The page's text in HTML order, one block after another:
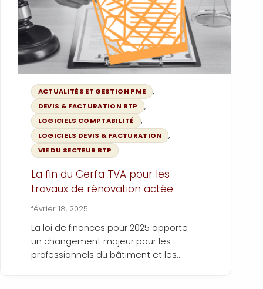
ACTUALITÉS ET GESTION PME ,
DEVIS & FACTURATION BTP ,
LOGICIELS COMPTABILITÉ ,
LOGICIELS DEVIS & FACTURATION ,
VIE DU SECTEUR BTP
La fin du Cerfa TVA pour les
travaux de rénovation actée
février 18, 2025
La loi de finances pour 2025 apporte
un changement majeur pour les
professionnels du bâtiment et les